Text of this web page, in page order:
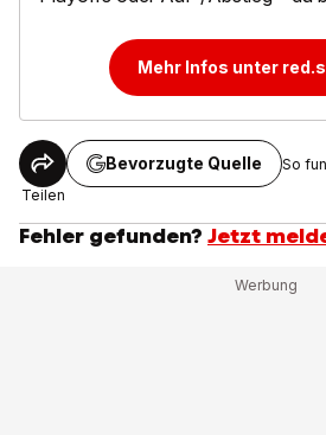
Mehr Infos unter
Teilen
Bevorzugte Quelle So
Fehler gefunden? Jetzt